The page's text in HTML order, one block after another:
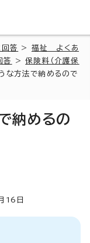
回答 > 福祉 よくあ
答 >保険料（介護保
な方法で納めるので
納めるの
16 日